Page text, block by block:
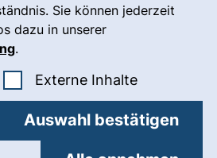
Sie können jederzeit
dazu in unserer
.
Cookies akzeptieren
Externe Inhalte: Externe
Auswahl bestätigen
Notfall(externer Link, öffnet
Impressum
Datenschutz